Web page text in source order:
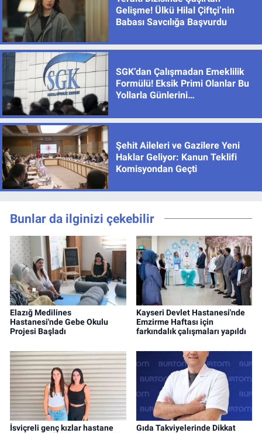
Gelişme! Ülkü Hilal Çiftçi’nin
Babası Savcılığa Başvurdu
SGK’dan Çalışmadan Emeklilik
Formülü! Eksik Primi Olanlar Bu
Yollarla Günlerini
Şehit Aileleri ve Gazilere Yeni
Haklar Geliyor: Kanun Teklifi
Komisyondan Geçti
Bunlar da ilginizi çekebilir
Elazığ Medilines
Hastanesi'nde Gebe Okulu
Projesi Başladı
Kayseri Devlet Hastanesi'nde
Emzirme Haftası için
farkındalık çalışmaları yapıldı
İsviçreli genç kızlar hastane
Gıda Takviyelerinde Dikkat